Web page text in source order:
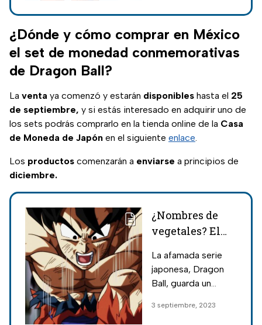
creación que él
mismo dibujó.
¿Dónde y cómo comprar en México
el set de monedad conmemorativas
de Dragon Ball?
La venta ya comenzó y estarán disponibles hasta el 25
de septiembre, y si estás interesado en adquirir uno de
los sets podrás comprarlo en la tienda online de la Casa
de Moneda de Japón en el siguiente enlace.
Los productos comenzarán a enviarse a principios de
diciembre.
¿Nombres de
vegetales? El
nombres de los
personajes de
La afamada serie
japonesa, Dragon
Ball, guarda un
en los nombres de
3 septiembre, 2023